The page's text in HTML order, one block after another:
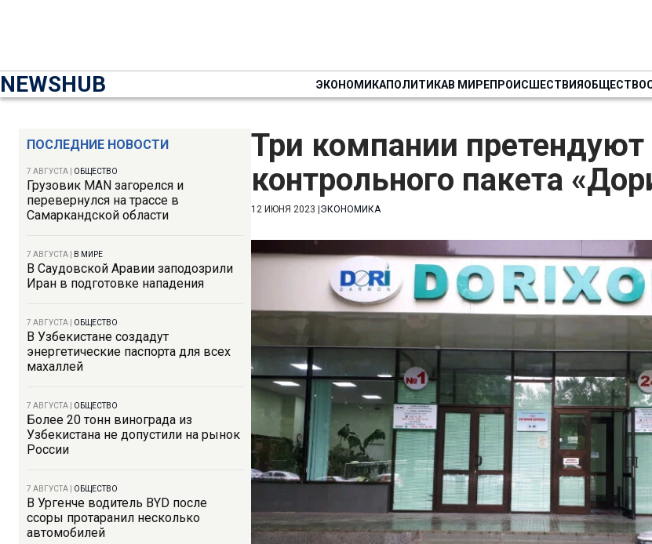
NEWSHUB ЭКОНОМИКАПОЛИТИКАВ МИРЕПРОИСШЕСТВИЯОБЩЕСТВО
ПОСЛЕДНИЕ НОВОСТИ
7 АВГУСТА ОБЩЕСТВО
Грузовик MAN загорелся и
перевернулся на трассе в
Самаркандской области
7 АВГУСТА В МИРЕ
В Саудовской Аравии заподозрили
Иран в подготовке нападения
7 АВГУСТА ОБЩЕСТВО
В Узбекистане создадут
энергетические паспорта для всех
махаллей
7 АВГУСТА ОБЩЕСТВО
Более 20 тонн винограда из
Узбекистана не допустили на рынок
России
7 АВГУСТА ОБЩЕСТВО
В Ургенче водитель BYD после
ссоры протаранил несколько
автомобилей
Три компании претендуют
контрольного пакета
12 ИЮНЯ 2023 ЭКОНОМИКА